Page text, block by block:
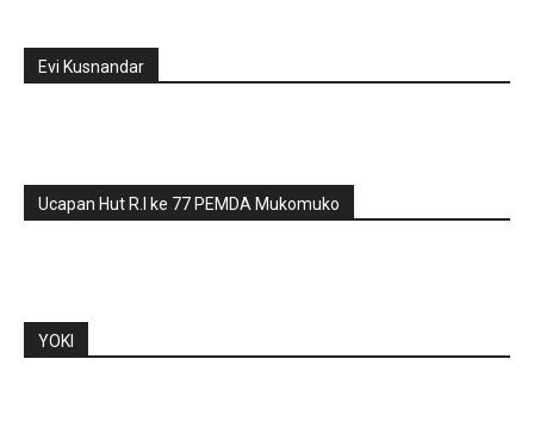
Evi Kusnandar
Ucapan Hut R.I ke 77 PEMDA Mukomuko
YOKI